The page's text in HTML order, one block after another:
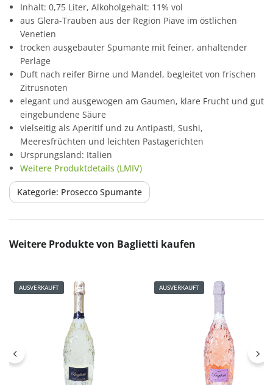
Inhalt: 0,75 Liter, Alkoholgehalt: 11% vol
aus Glera-Trauben aus der Region Piave im östlichen
Venetien
trocken ausgebauter Spumante mit feiner, anhaltender
Perlage
Duft nach reifer Birne und Mandel, begleitet von frischen
Zitrusnoten
elegant und ausgewogen am Gaumen, klare Frucht und gut
eingebundene Säure
vielseitig als Aperitif und zu Antipasti, Sushi,
Meeresfrüchten und leichten Pastagerichten
Ursprungsland: Italien
Weitere Produktdetails (LMIV)
Kategorie: Prosecco Spumante
Produktgalerie überspringen
Weitere Produkte von Baglietti kaufen
AUSVERKAUFT AUSVERKAUFT